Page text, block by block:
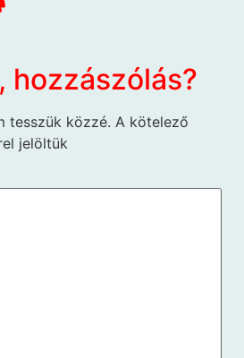
hozzászólás?
tesszük közzé. A kötelező
jelöltük